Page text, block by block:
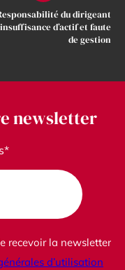
du dirigeant
d’actif et faute
de gestion
newsletter
recevoir la newsletter
d’utilisation